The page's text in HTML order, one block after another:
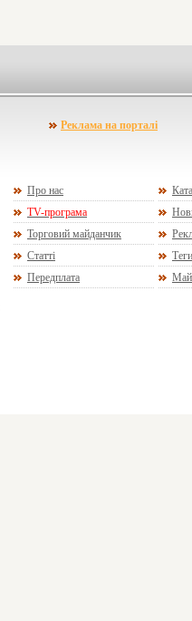
Реклама на порталі
Про нас
TV-програма
Торговий майданчик
Статті
Теги
Передплата